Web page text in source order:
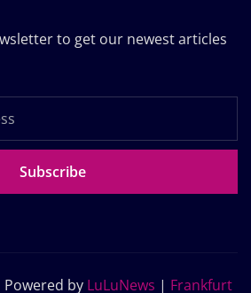
to get our newest articles
Subscribe
by LuLuNews | Frankfurt